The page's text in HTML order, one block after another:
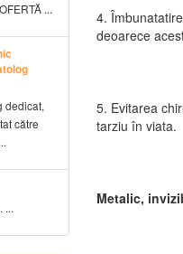
4.
deoarece
5. Evitarea
tarziu în viata.
Metalic,
...
dedicat,
către
...